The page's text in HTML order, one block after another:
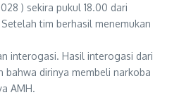
) sekira pukul 18.00 dari
tim berhasil menemukan
interogasi. Hasil interogasi dari
bahwa dirinya membeli narkoba
AMH.